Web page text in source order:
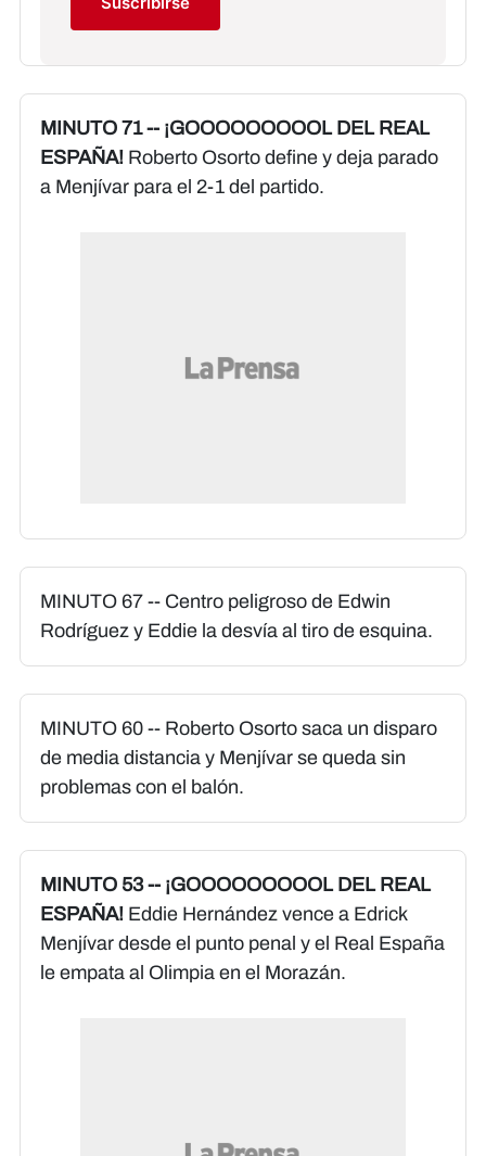
MINUTO 71 -- ¡GOOOOOOOOOL DEL REAL
ESPAÑA! Roberto Osorto define y deja parado
a Menjívar para el 2-1 del partido.
MINUTO 67 -- Centro peligroso de Edwin
Rodríguez y Eddie la desvía al tiro de esquina.
MINUTO 60 -- Roberto Osorto saca un disparo
de media distancia y Menjívar se queda sin
problemas con el balón.
MINUTO 53 -- ¡GOOOOOOOOOL DEL REAL
ESPAÑA! Eddie Hernández vence a Edrick
Menjívar desde el punto penal y el Real España
le empata al Olimpia en el Morazán.